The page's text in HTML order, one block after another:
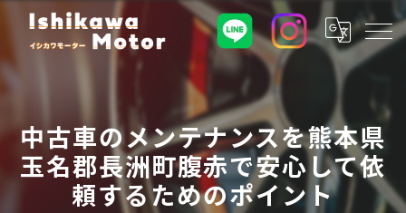
中古車のメンテナンスを熊本県
玉名郡長洲町腹赤で安心して依
頼するためのポイント